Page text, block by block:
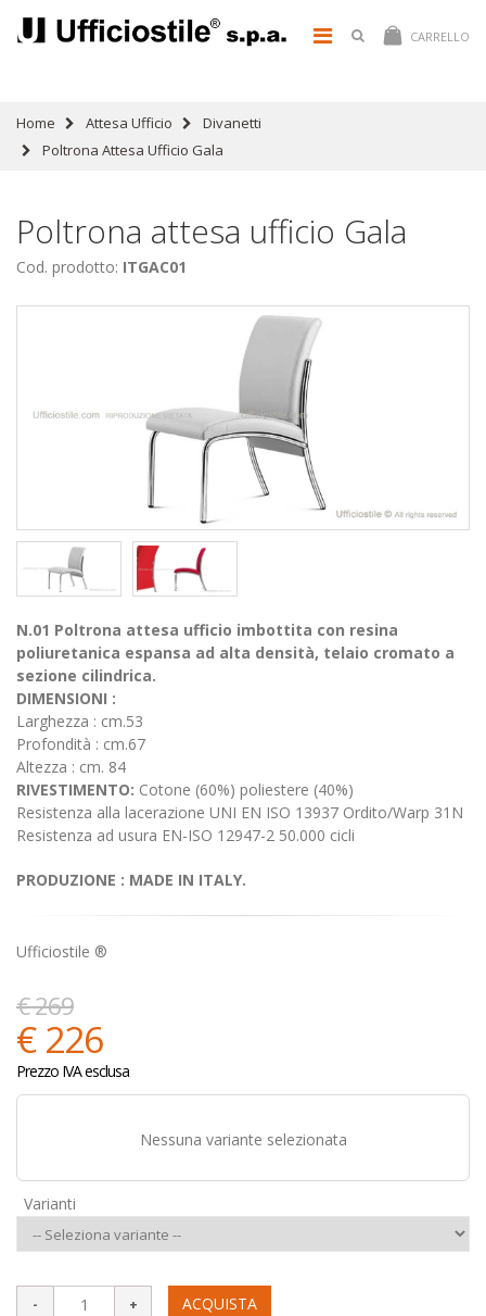
CARRELLO
Home Attesa Ufficio
Divanetti
Poltrona Attesa Ufficio Gala
Poltrona attesa ufficio Gala
Cod. prodotto: ITGAC01
N.01 Poltrona attesa ufficio imbottita con resina
poliuretanica espansa ad alta densità, telaio cromato a
sezione cilindrica.
DIMENSIONI :
Larghezza : cm.53
Profondità : cm.67
Altezza : cm. 84
RIVESTIMENTO: Cotone (60%) poliestere (40%)
Resistenza alla lacerazione UNI EN ISO 13937 Ordito/Warp 31N
Resistenza ad usura EN-ISO 12947-2 50.000 cicli
PRODUZIONE : MADE IN ITALY.
Ufficiostile ®
€ 269
€ 226
Prezzo IVA esclusa
Nessuna variante selezionata
Varianti
ACQUISTA